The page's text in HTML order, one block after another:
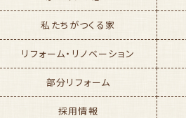
私たちがつくる家
リフォーム・リノベーション
部分リフォーム
採用情報